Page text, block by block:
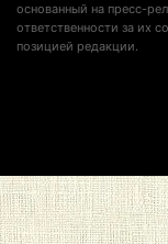
основанный на пресс-
ответственности за их
позицией редакции.